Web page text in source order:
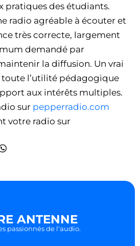
pratiques des étudiants.
radio agréable à écouter et
très correcte, largement
demandé par
la diffusion. Un vrai
toute l’utilité pédagogique
aux intérêts multiples.
sur pepperradio.com
votre radio sur
ANTENNE
passionnés de l'audio.